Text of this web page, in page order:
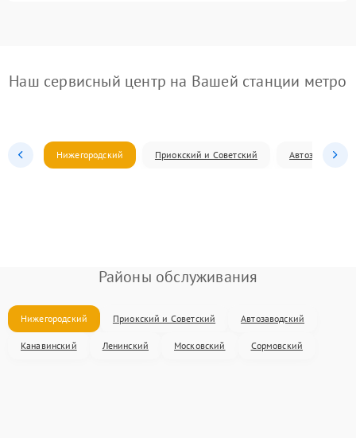
Наш сервисный центр на Вашей станции метро
Нижегородский Приокский и Советский Автозаводский
Районы обслуживания
Нижегородский Приокский и Советский Автозаводский
Канавинский Ленинский Московский Сормовский